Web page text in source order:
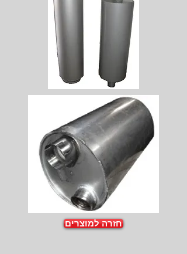
חזרה למוצרים